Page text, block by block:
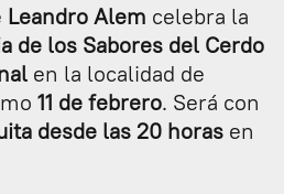
Leandro Alem celebra la
de los Sabores del Cerdo
en la localidad de
11 de febrero. Será con
desde las 20 horas en